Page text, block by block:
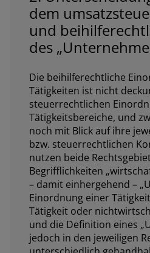
dem
und
des
Die beihilferechtliche
Tätigkeiten ist nicht
steuerrechtlichen
Tätigkeitsbereiche, und
noch mit Blick auf ihre
bzw. steuerrechtlichen
nutzen beide
Begrifflichkeiten
– damit einhergehend –
Einordnung einer
Tätigkeit oder
und die Definition eines
jedoch in den jeweiligen